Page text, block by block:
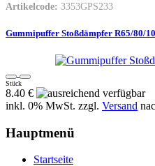
Artikelcode: 3353GPS233
Gummipuffer Stoßdämpfer R65/80/
Stück
8.40 €
inkl. 0% MwSt. zzgl. Versand
Hauptmenü
Startseite